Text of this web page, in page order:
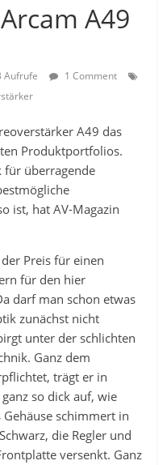
A49
Aufrufe
1 Comment
A49 das
Produktportfolios.
für überragende
ist, hat AV-Magazin
Preis für einen
für den hier
darf man schon etwas
zunächst nicht
unter der schlichten
Ganz dem
trägt er in
so dick auf, wie
schimmert in
die Regler und
versenkt. Ganz